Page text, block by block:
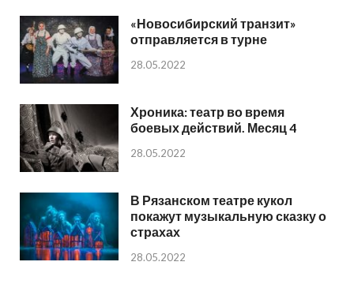
«Новосибирский транзит»
отправляется в турне
28.05.2022
Хроника: театр во время
боевых действий. Месяц 4
28.05.2022
В Рязанском театре кукол
покажут музыкальную сказку о
страхах
28.05.2022